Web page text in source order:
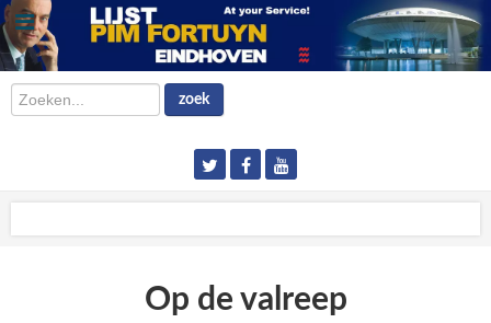
Zoeken... zoek
Op de valreep